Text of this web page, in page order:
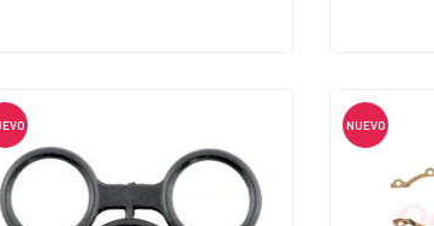
NUEVO